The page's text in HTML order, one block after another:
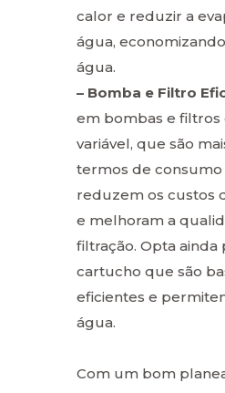
calor e reduzir a
água,
água.
– Bomba e Filtro
em bombas e filtros
variável, que são
termos de
reduzem os custos
e melhoram a
filtração. Opta
cartucho que são
eficientes e
água.
Com um bom